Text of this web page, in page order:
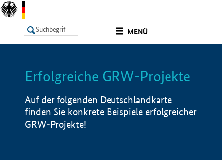
MENÜ
LISTE Info
Erfolgreiche GRW-Projekte
Auf der folgenden Deutschlandkarte
finden Sie konkrete Beispiele erfolgreicher
GRW-Projekte!